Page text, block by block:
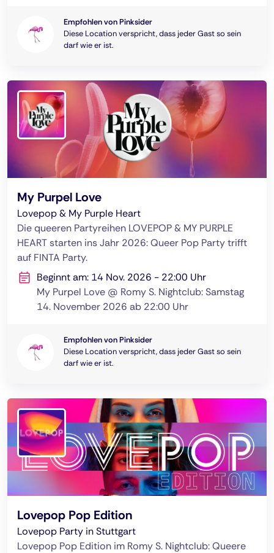
Empfohlen von Pinksider
Diese Location verspricht, dass jeder Gast so sein
darf wie er ist.
My Purpel Love
Lovepop & My Purple Heart
Die queeren Partyreihen LOVEPOP & MY PURPLE
HEART starten ins Jahr 2026: Queer Pop Party trifft
auf FINTA Party.
Beginnt am: 14 Nov. 2026 - 22:00 Uhr
My Purpel Love @ Romy S. Nightclub: Samstag
14. November 2026 ab 22:00 Uhr
Empfohlen von Pinksider
Diese Location verspricht, dass jeder Gast so sein
darf wie er ist.
Lovepop Pop Edition
Lovepop Party in Stuttgart
Lovepop Pop Edition im Romy S. Nightclub: Queere